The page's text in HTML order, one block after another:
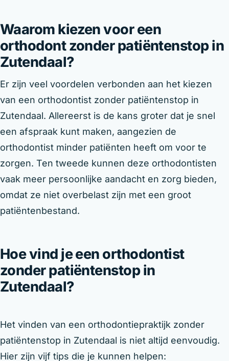
Waarom kiezen voor een
orthodont zonder patiëntenstop in
Zutendaal?
Er zijn veel voordelen verbonden aan het kiezen
van een orthodontist zonder patiëntenstop in
Zutendaal. Allereerst is de kans groter dat je snel
een afspraak kunt maken, aangezien de
orthodontist minder patiënten heeft om voor te
zorgen. Ten tweede kunnen deze orthodontisten
vaak meer persoonlijke aandacht en zorg bieden,
omdat ze niet overbelast zijn met een groot
patiëntenbestand.
Hoe vind je een orthodontist
zonder patiëntenstop in
Zutendaal?
Het vinden van een orthodontiepraktijk zonder
patiëntenstop in Zutendaal is niet altijd eenvoudig.
Hier zijn vijf tips die je kunnen helpen: